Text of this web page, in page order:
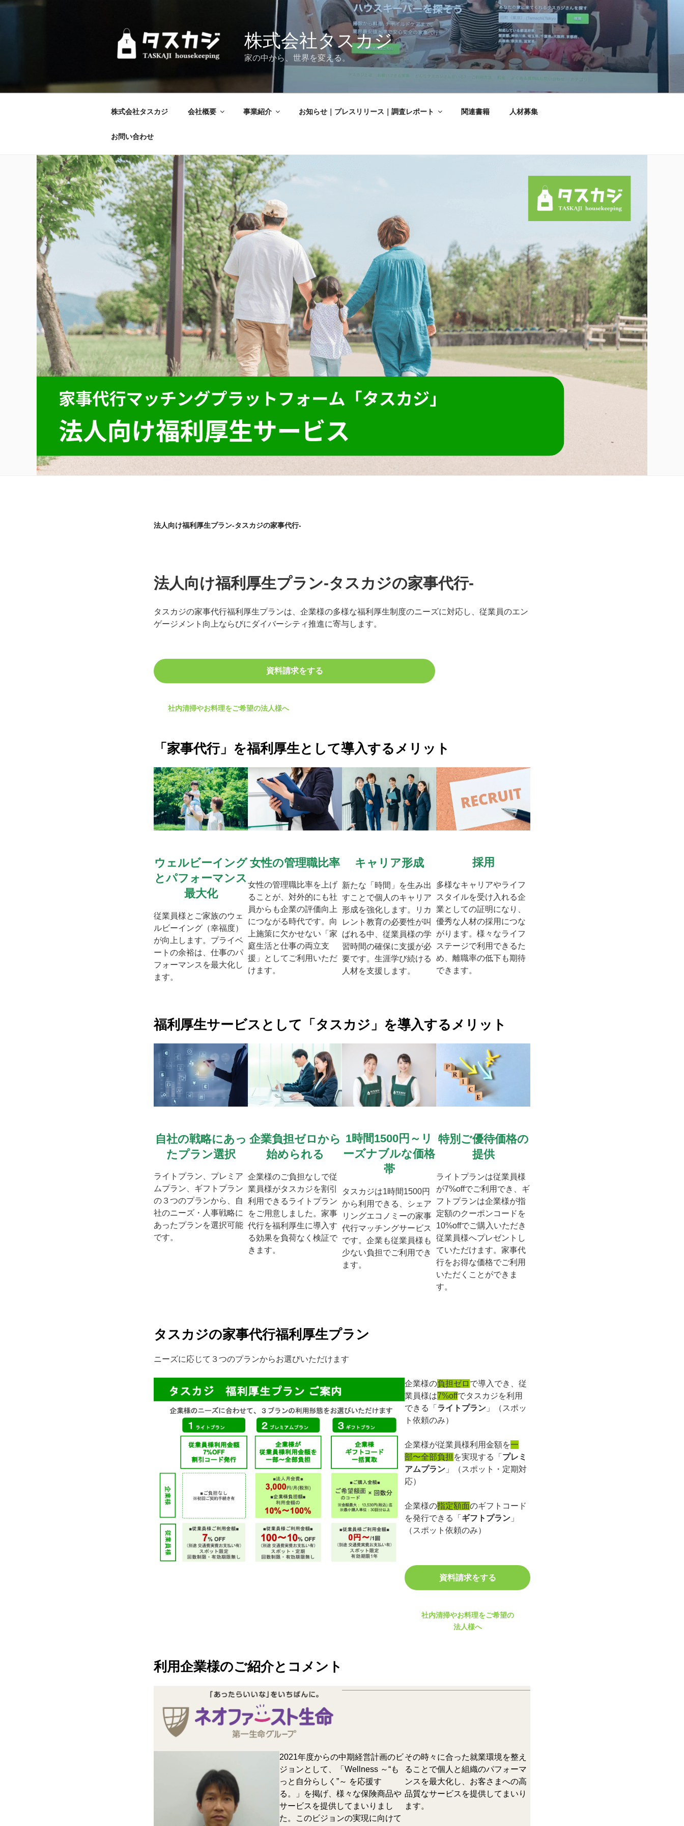
コ
キ
株式会社タスカジ
家の中から、世界を変える。
株式会社タスカジ 会社概要 事業紹介 お知らせ｜プレスリリース｜調査レポート 関連書籍 人材募集
お問い合わせ
法人向け福利厚生プラン-タスカジの家事代行-
法人向け福利厚生プラン-タスカジの家事代行-
タスカジの家事代行福利厚生プランは、企業様の多様な福利厚生制度のニーズに対応し、従業員のエン
ゲージメント向上ならびにダイバーシティ推進に寄与します。
資料請求をする
社内清掃やお料理をご希望の法人様へ
「家事代行」を福利厚生として導入するメリット
ウェルビーイング
とパフォーマンス
最大化
従業員様とご家族のウェ
ルビーイング（幸福度）
が向上します。プライベ
ートの余裕は、仕事のパ
フォーマンスを最大化し
ます。
女性の管理職比率
女性の管理職比率を上げ
ることが、対外的にも社
員からも企業の評価向上
につながる時代です。向
上施策に欠かせない「家
庭生活と仕事の両立支
援」としてご利用いただ
けます。
キャリア形成
新たな「時間」を生み出
すことで個人のキャリア
形成を強化します。リカ
レント教育の必要性が叫
ばれる中、従業員様の学
習時間の確保に支援が必
要です。生涯学び続ける
人材を支援します。
採用
多様なキャリアやライフ
スタイルを受け入れる企
業としての証明になり、
優秀な人材の採用につな
がります。様々なライフ
ステージで利用できるた
め、離職率の低下も期待
できます。
福利厚生サービスとして「タスカジ」を導入するメリット
自社の戦略にあっ
たプラン選択
ライトプラン、プレミア
ムプラン、ギフトプラン
の３つのプランから、自
社のニーズ・人事戦略に
あったプランを選択可能
です。
企業負担ゼロから
始められる
企業様のご負担なしで従
業員様がタスカジを割引
利用できるライトプラン
をご用意しました。家事
代行を福利厚生に導入す
る効果を負荷なく検証で
きます。
1時間1500円～リ
ーズナブルな価格
帯
タスカジは1時間1500円
から利用できる、シェア
リングエコノミーの家事
代行マッチングサービス
です。企業も従業員様も
少ない負担でご利用でき
ます。
特別ご優待価格の
提供
ライトプランは従業員様
が7%offでご利用でき、ギ
フトプランは企業様が指
定額のクーポンコードを
10%offでご購入いただき
従業員様へプレゼントし
ていただけます。家事代
行をお得な価格でご利用
いただくことができま
す。
タスカジの家事代行福利厚生プラン
ニーズに応じて３つのプランからお選びいただけます
企業様の負担ゼロ で導入でき、従
業員様は7%offでタスカジを利用
できる「 ライトプラン 」（スポッ
ト依頼のみ）
企業様が従業員様利用金額を一
部〜全部負担 を実現する「 プレミ
アムプラン 」（スポット・定期対
応）
企業様の指定額面のギフトコード
を発行できる「 ギフトプラン 」
（スポット依頼のみ）
資料請求をする
社内清掃やお料理をご希望の
法人様へ
利用企業様のご紹介とコメント
2021年度からの中期経営計画のビ
ジョンとして、「Wellness ～“も
っと自分らしく”～ を応援す
る。」を掲げ、様々な保険商品や
サービスを提供してまいりまし
た。このビジョンの実現に向けて
その時々に合った就業環境を整え
ることで個人と組織のパフォーマ
ンスを最大化し、お客さまへの高
品質なサービスを提供してまいり
ます。